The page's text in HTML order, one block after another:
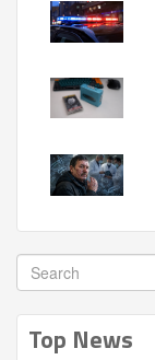
Top News